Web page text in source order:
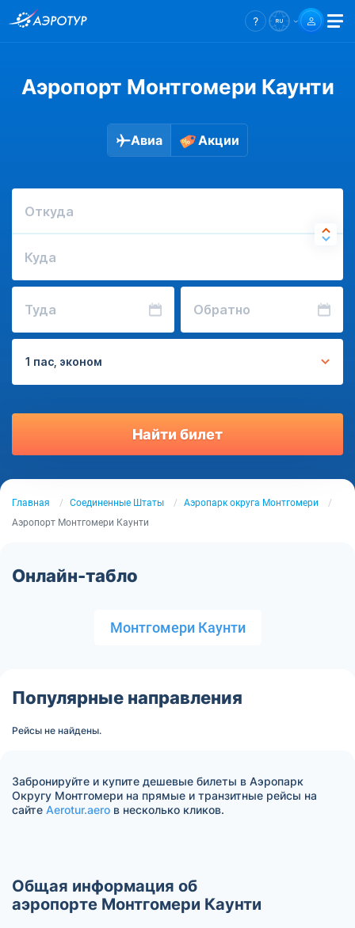
Аэропорт Монтгомери Каунти
Авиа Акции
Откуда
Куда
Туда Обратно
1 пас, эконом
Найти билет
Главная Соединенные Штаты
Аэропарк округа Монтгомери
Аэропорт Монтгомери Каунти
Онлайн-табло
Монтгомери Каунти
Популярные направления
Рейсы не найдены.
Забронируйте и купите дешевые билеты в Аэропарк
Округу Монтгомери на прямые и транзитные рейсы на
сайте Aerotur.aero в несколько кликов.
Общая информация об
аэропорте Монтгомери Каунти